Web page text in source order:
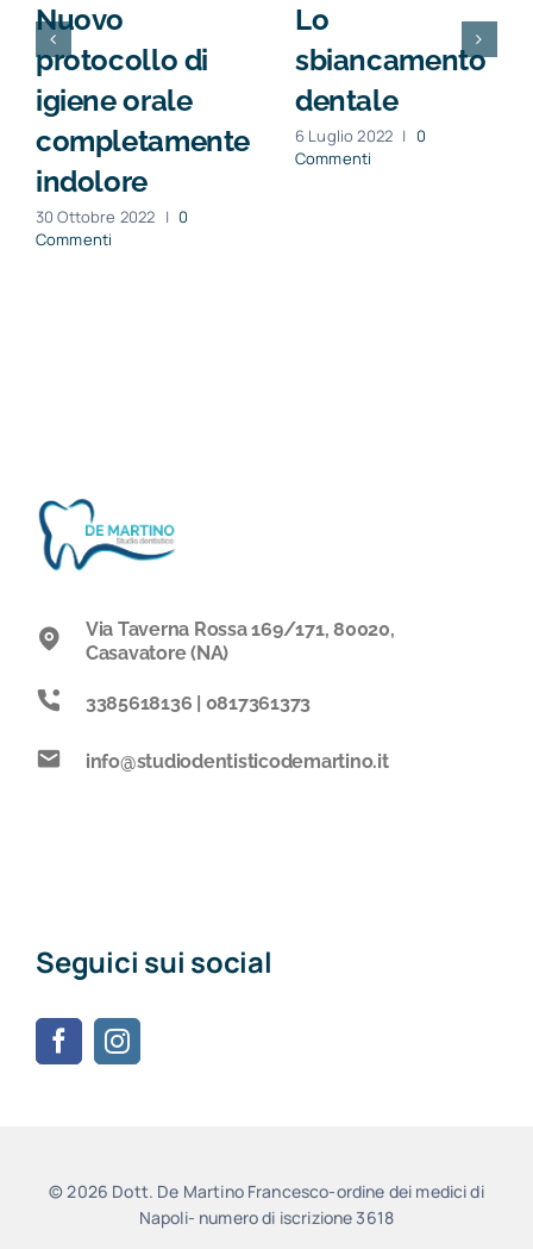
Nuovo
protocollo di
igiene orale
completamente
indolore
30 Ottobre 2022 | 0
Commenti
Lo
sbiancamento
dentale
6 Luglio 2022 | 0
Commenti
Via Taverna Rossa 169/171, 80020,
Casavatore (NA)
3385618136 | 0817361373
info@studiodentisticodemartino.it
Seguici sui social
© 2026 Dott. De Martino Francesco-ordine dei medici di
Napoli- numero di iscrizione 3618